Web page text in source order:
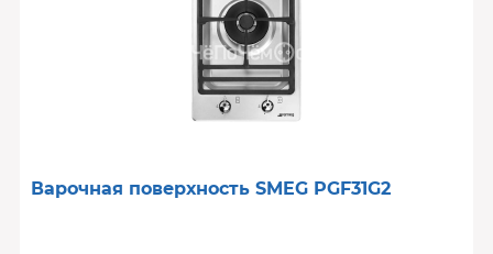
Варочная поверхность SMEG PGF31G2